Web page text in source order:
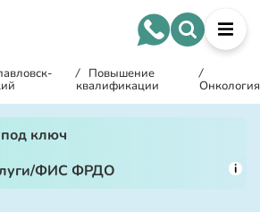
/ Повышение
квалификации
/
Онкология
ключ
ФИС ФРДО
i